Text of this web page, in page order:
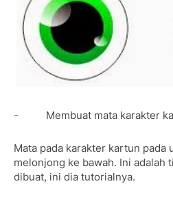
- Membuat mata karakter
Mata pada karakter kartun pada
melonjong ke bawah. Ini adalah
dibuat, ini dia tutorialnya.